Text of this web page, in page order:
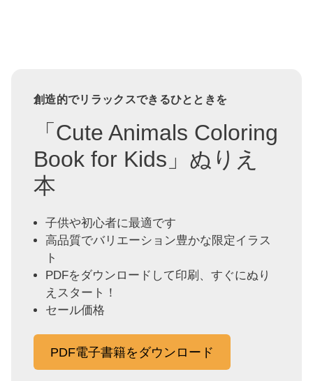
創造的でリラックスできるひとときを
「Cute Animals Coloring
Book for Kids」ぬりえ
本
子供や初心者に最適です
高品質でバリエーション豊かな限定イラス
ト
PDFをダウンロードして印刷、すぐにぬり
えスタート！
セール価格
PDF電子書籍をダウンロード